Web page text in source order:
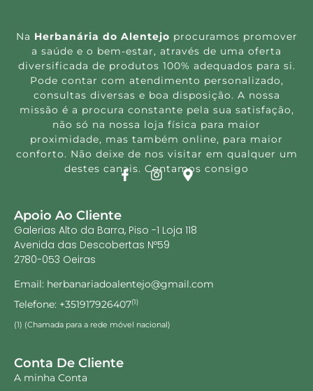
Na Herbanária do Alentejo procuramos promover
a saúde e o bem-estar, através de uma oferta
diversificada de produtos 100% adequados para si.
Pode contar com atendimento personalizado,
consultas diversas e boa disposição. A nossa
missão é a procura constante pela sua satisfação,
não só na nossa loja física para maior
proximidade, mas também online, para maior
conforto. Não deixe de nos visitar em qualquer um
destes canais. Contamos consigo
Apoio Ao Cliente
Galerias Alto da Barra, Piso -1 Loja 118
Avenida das Descobertas Nº59
2780-053 Oeiras
Email: herbanariadoalentejo@gmail.com
Telefone: +351917926407(1)
(1) (Chamada para a rede móvel nacional)
Conta De Cliente
A minha Conta